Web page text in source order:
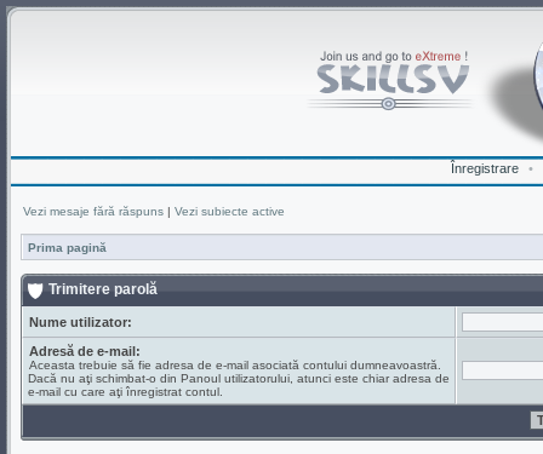
Înregistrare •
Vezi mesaje fără răspuns | Vezi subiecte active
Prima pagină
Trimitere parolă
Nume utilizator:
Adresă de e-mail:
Aceasta trebuie să fie adresa de e-mail asociată contului dumneavoastră.
Dacă nu aţi schimbat-o din Panoul utilizatorului, atunci este chiar adresa de
e-mail cu care aţi înregistrat contul.